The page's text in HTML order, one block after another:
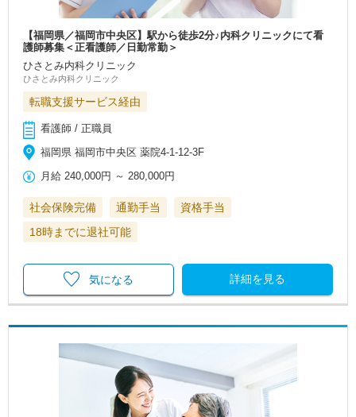
【福岡県／福岡市中央区】駅から徒歩2分♪内科クリニックにて看
護師募集＜正看護師／日勤常勤＞
ひさとみ内科クリニック
ひさとみ内科クリニック
転職支援サービス経由
看護師 / 正職員
福岡県 福岡市中央区 薬院4-1-12-3F
月給 240,000円 ～280,000円
社会保険完備 通勤手当
資格手当
18時までに退社可能
詳細を見る
気になる